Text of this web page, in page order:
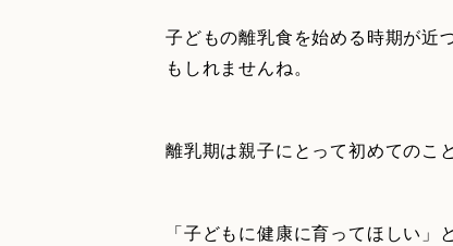
子どもの離乳食を始める時期が近
もしれませんね。
離乳期は親子にとって初めてのこ
「子どもに健康に育ってほしい